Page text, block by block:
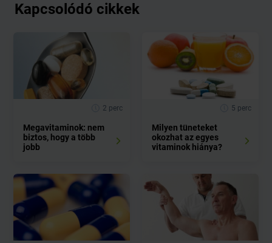
Kapcsolódó cikkek
2 perc
Megavitaminok: nem
biztos, hogy a több
jobb
5 perc
Milyen tüneteket
okozhat az egyes
vitaminok hiánya?